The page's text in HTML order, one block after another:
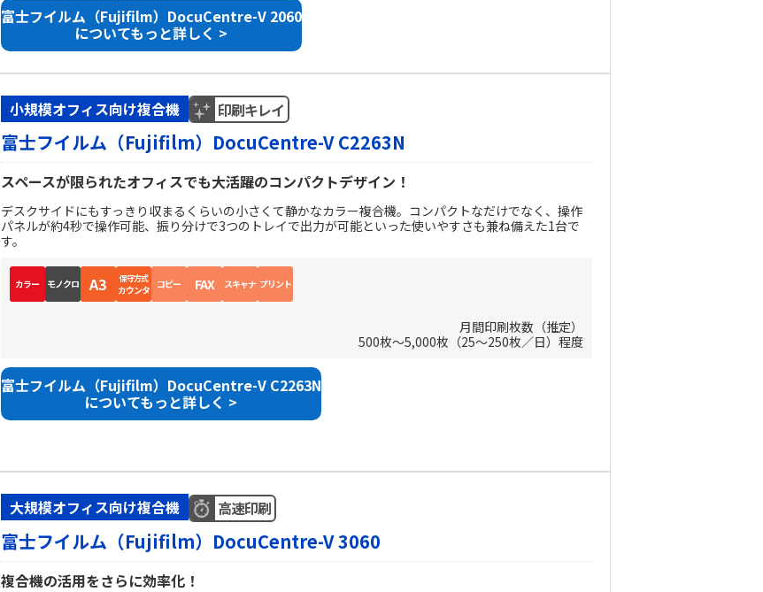
富士フイルム（Fujifilm）DocuCentre-V 2060
についてもっと詳しく >
小規模オフィス向け複合機 印刷キレイ
富士フイルム（Fujifilm）DocuCentre-V C2263N
スペースが限られたオフィスでも大活躍のコンパクトデザイン！
デスクサイドにもすっきり収まるくらいの小さくて静かなカラー複合機。コンパクトなだけでなく、操作
パネルが約4秒で操作可能、振り分けで3つのトレイで出力が可能といった使いやすさも兼ね備えた1台で
す。
カラー モノクロ A3 保守方式
カウンタ コピー FAX スキャナ プリント
月間印刷枚数（推定）
500枚～5,000枚（25～250枚／日）程度
富士フイルム（Fujifilm）DocuCentre-V C2263N
についてもっと詳しく >
大規模オフィス向け複合機 高速印刷
富士フイルム（Fujifilm）DocuCentre-V 3060
複合機の活用をさらに効率化！